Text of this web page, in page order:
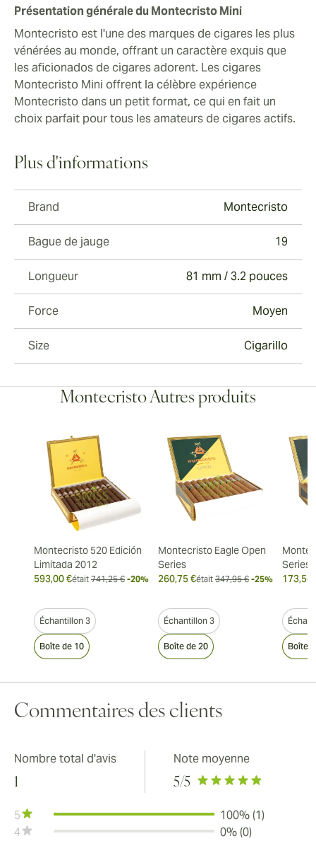
Présentation générale du Montecristo Mini
Montecristo est l'une des marques de cigares les plus
vénérées au monde, offrant un caractère exquis que
les aficionados de cigares adorent. Les cigares
Montecristo Mini offrent la célèbre expérience
Montecristo dans un petit format, ce qui en fait un
choix parfait pour tous les amateurs de cigares actifs.
Plus d'informations
Brand Montecristo
Bague de jauge 19
Longueur 81 mm / 3.2 pouces
Force Moyen
Size Cigarillo
Montecristo Autres produits
Montecristo 520 Edición
Limitada 2012
593,00 €était 741,25 € -20%
Échantillon 3
Boîte de 10
Montecristo Eagle Open
Series
260,75 €était 347,95 € -25%
Échantillon 3
Boîte de 20
Series
173,54
Boîte
Commentaires des clients
Nombre total d'avis
1
Note moyenne
5/5
5
100% (1)
4
0% (0)